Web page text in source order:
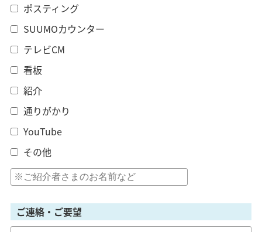
ポスティング
SUUMOカウンター
テレビCM
看板
紹介
通りがかり
YouTube
その他
ご連絡・ご要望